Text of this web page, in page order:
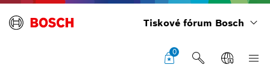
Tiskové fórum Bosch
0